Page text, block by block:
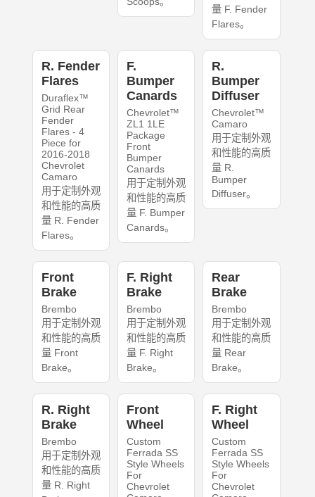
量 F. Fender
Flares。
R. Fender
Flares
Duraflex™
Grid Rear
Fender
Flares - 4
Piece for
2016-2018
Chevrolet
Camaro
用于定制外观
和性能的高质
量 R. Fender
Flares。
F.
Bumper
Canards
Chevrolet™
ZL1 1LE
Package
Front
Bumper
Canards
用于定制外观
和性能的高质
量 F. Bumper
Canards。
R.
Bumper
Diffuser
Chevrolet™
Camaro
用于定制外观
和性能的高质
量 R.
Bumper
Diffuser。
Front
Brake
Brembo
用于定制外观
和性能的高质
量 Front
Brake。
F. Right
Brake
Brembo
用于定制外观
和性能的高质
量 F. Right
Brake。
Rear
Brake
Brembo
用于定制外观
和性能的高质
量 Rear
Brake。
R. Right
Brake
Brembo
用于定制外观
和性能的高质
量 R. Right
Front
Wheel
Custom
Ferrada SS
Style Wheels
For
Chevrolet
F. Right
Wheel
Custom
Ferrada SS
Style Wheels
For
Chevrolet